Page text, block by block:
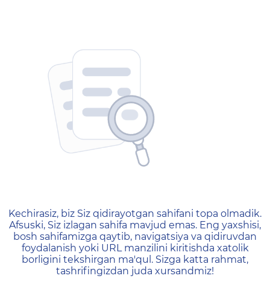
404 — Страница не
Kechirasiz, biz Siz qidirayotgan sahifani topa olmadik.
Afsuski, Siz izlagan sahifa mavjud emas. Eng yaxshisi,
bosh sahifamizga qaytib, navigatsiya va qidiruvdan
foydalanish yoki URL manzilini kiritishda xatolik
borligini tekshirgan ma'qul. Sizga katta rahmat,
tashrifingizdan juda xursandmiz!